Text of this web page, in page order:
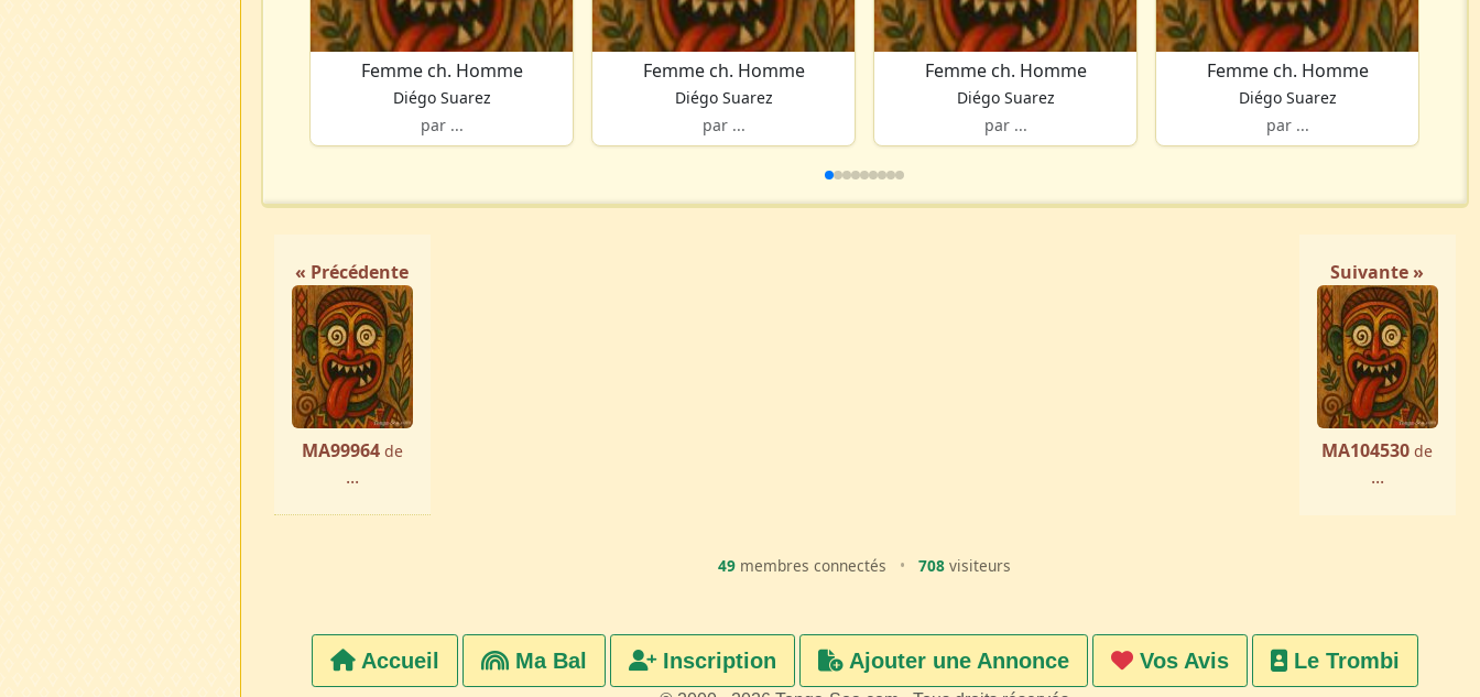
Femme ch. Homme
Diégo Suarez
par ...
Femme ch. Homme
Diégo Suarez
par ...
Femme ch. Homme
Diégo Suarez
par ...
Femme ch. Homme
Diégo Suarez
par ...
« Précédente
MA99964 de
...
Suivante »
MA104530 de
...
49 membres connectés • 708 visiteurs
Accueil Ma Bal Inscription Ajouter une Annonce Vos Avis Le Trombi